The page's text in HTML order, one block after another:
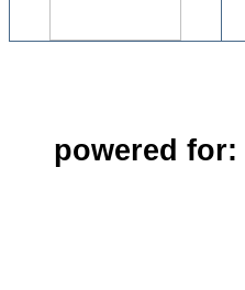
powered for: